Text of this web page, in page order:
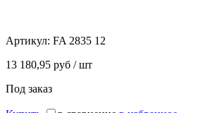
Артикул: FA 2835 12
13 180,95 руб / шт
Под заказ